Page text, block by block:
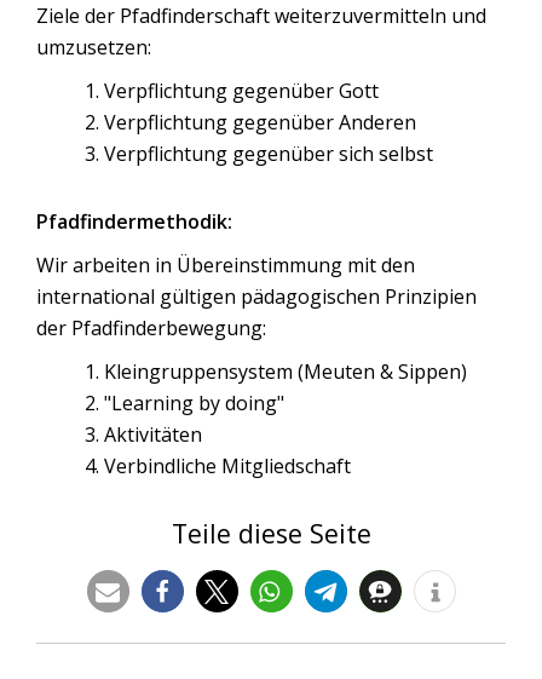
Ziele der Pfadfinderschaft weiterzuvermitteln und
umzusetzen:
1. Verpflichtung gegenüber Gott
2. Verpflichtung gegenüber Anderen
3. Verpflichtung gegenüber sich selbst
Pfadfindermethodik:
Wir arbeiten in Übereinstimmung mit den
international gültigen pädagogischen Prinzipien
der Pfadfinderbewegung:
1. Kleingruppensystem (Meuten & Sippen)
2. "Learning by doing"
3. Aktivitäten
4. Verbindliche Mitgliedschaft
Teile diese Seite